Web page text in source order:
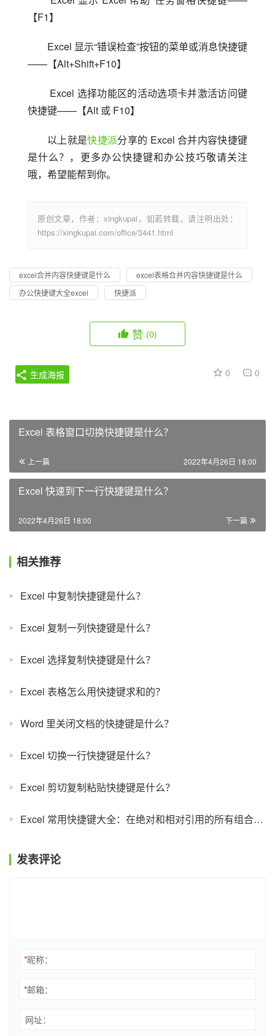
【F1】
Excel 显示“错误检查”按钮的菜单或消息快捷键
——【Alt+Shift+F10】
快捷键——【Alt 或 F10】
以上就是快捷派分享的 Excel 合并内容快捷键
是什么？，更多办公快捷键和办公技巧敬请关注
哦，希望能帮到你。
原创文章，作者：xingkupai，如若转载，请注明出处：
https://xingkupai.com/office/3441.html
excel合并内容快捷键是什么
excel表格合并内容快捷键是什么
办公快捷键大全excel
快捷派
赞 (0)
0 0
生成海报
Excel 表格窗口切换快捷键是什么？
上一篇 2022年4月26日 18:00
Excel 快速到下一行快捷键是什么？
下一篇
2022年4月26日 18:00
相关推荐
Excel 中复制快捷键是什么？
Excel 复制一列快捷键是什么？
Excel 选择复制快捷键是什么？
Excel 表格怎么用快捷键求和的？
Word 里关闭文档的快捷键是什么？
Excel 切换一行快捷键是什么？
Excel 剪切复制粘贴快捷键是什么？
Excel 常用快捷键大全：在绝对和相对引用的所有组合之间循环切换
发表评论
*昵称：
*邮箱：
网址：